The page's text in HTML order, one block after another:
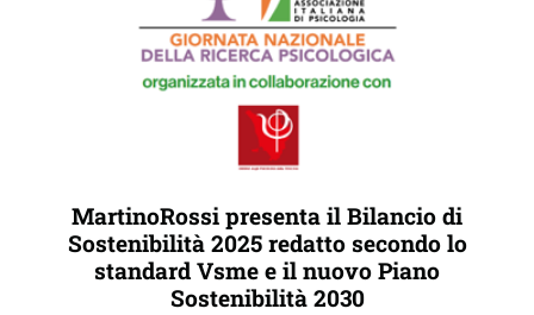
MartinoRossi presenta il Bilancio di
Sostenibilità 2025 redatto secondo lo
standard Vsme e il nuovo Piano
Sostenibilità 2030